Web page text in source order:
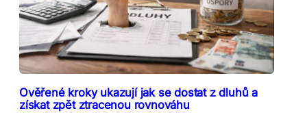
Ověřené kroky ukazují jak se dostat z dluhů a
získat zpět ztracenou rovnováhu